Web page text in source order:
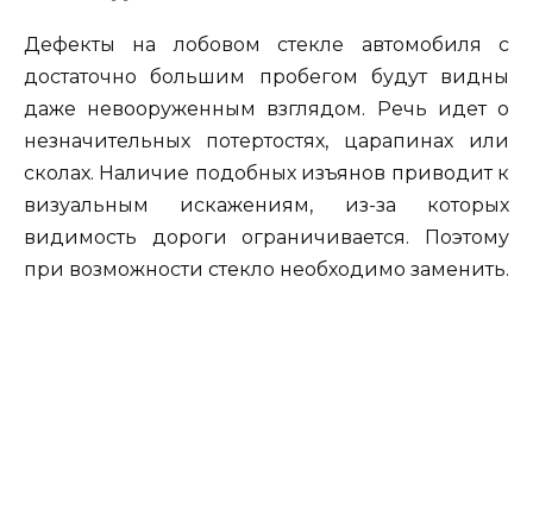
Дефекты на лобовом стекле автомобиля с
достаточно большим пробегом будут видны
даже невооруженным взглядом. Речь идет о
незначительных потертостях, царапинах или
сколах. Наличие подобных изъянов приводит к
визуальным искажениям, из-за которых
видимость дороги ограничивается. Поэтому
при возможности стекло необходимо заменить.